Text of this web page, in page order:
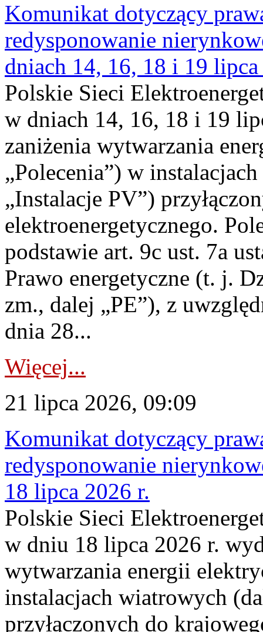
Komunikat dotyczący
redysponowanie
dniach 14, 16, 18 i 19
Polskie Sieci
w dniach 14, 16, 18 i 19
zaniżenia wytwarzania
„Polecenia”) w
„Instalacje PV”)
elektroenergetycznego.
podstawie art. 9c ust. 7a
Prawo energetyczne (t. j.
zm., dalej „PE”), z
dnia 28...
Więcej...
21 lipca 2026, 09:09
Komunikat dotyczący
redysponowanie
18 lipca 2026 r.
Polskie Sieci
w dniu 18 lipca 2026 r.
wytwarzania energii
instalacjach wiatrowych
przyłączonych do